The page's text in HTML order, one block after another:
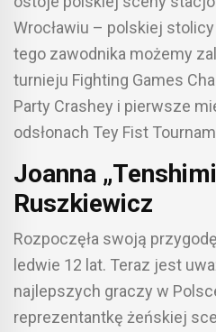
Wrocławiu – polskiej
tego zawodnika możemy
turnieju Fighting Games
Party Crashey i pierwsze
odsłonach Tey Fist
Joanna
Ruszkiewicz
Rozpoczęła swoją
ledwie 12 lat. Teraz jest
najlepszych graczy w
reprezentantkę żeńskiej